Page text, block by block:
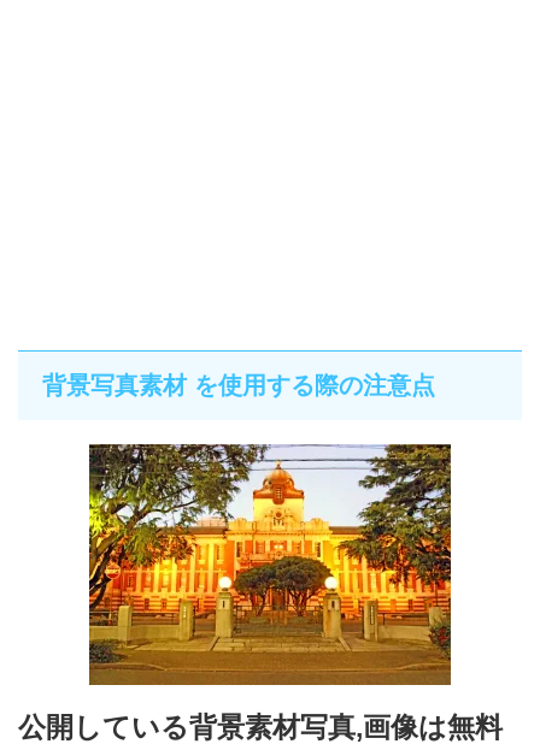
背景写真素材 を使用する際の注意点
公開している背景素材写真,画像は無料